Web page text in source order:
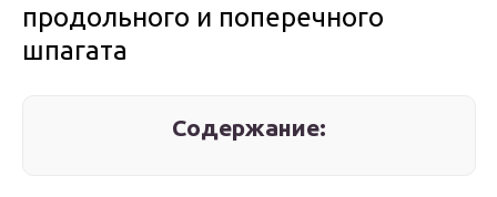
продольного и поперечного
шпагата
Содержание: